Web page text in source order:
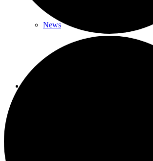
News